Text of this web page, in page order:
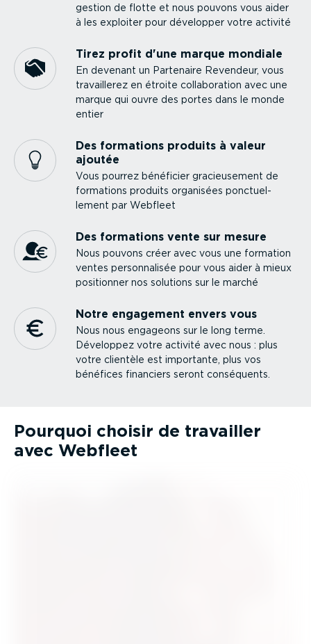
gestion de flotte et nous pouvons vous aider
à les exploiter pour développer votre activité
Tirez profit d'une marque mondiale
En devenant un Partenaire Revendeur, vous
travaillerez en étroite colla­bo­ration avec une
marque qui ouvre des portes dans le monde
entier
Des formations produits à valeur
ajoutée
Vous pourrez bénéficier gracieu­sement de
formations produits organisées ponctuel­
lement par Webfleet
Des formations vente sur mesure
Nous pouvons créer avec vous une formation
ventes person­na­lisée pour vous aider à mieux
positionner nos solutions sur le marché
Notre engagement envers vous
Nous nous engageons sur le long terme.
Développez votre activité avec nous : plus
votre clientèle est importante, plus vos
bénéfices financiers seront conséquents.
Pourquoi choisir de travailler
avec Webfleet